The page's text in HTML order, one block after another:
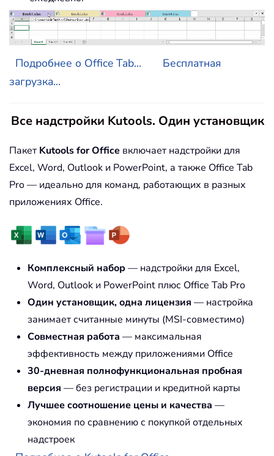
Подробнее о Office Tab...
Бесплатная
загрузка...
Все надстройки Kutools. Один установщик
Пакет Kutools for Office включает надстройки для
Excel, Word, Outlook и PowerPoint, а также Office Tab
Pro — идеально для команд, работающих в разных
приложениях Office.
Комплексный набор — надстройки для Excel,
Word, Outlook и PowerPoint плюс Office Tab Pro
Один установщик, одна лицензия — настройка
занимает считанные минуты (MSI-совместимо)
Совместная работа — максимальная
эффективность между приложениями Office
30-дневная полнофункциональная пробная
версия — без регистрации и кредитной карты
Лучшее соотношение цены и качества —
экономия по сравнению с покупкой отдельных
надстроек